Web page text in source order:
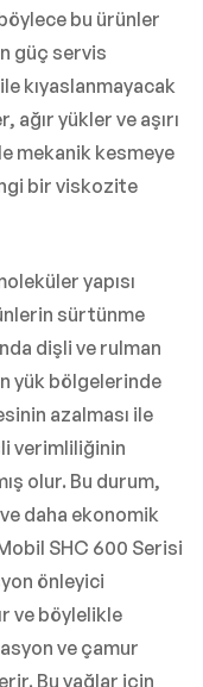
bu ürünler
güç servis
kıyaslanmayacak
yükler ve aşırı
mekanik kesmeye
bir viskozite
yapısı
sürtünme
dişli ve rulman
yük bölgelerinde
azalması ile
verimliliğinin
olur. Bu durum,
daha ekonomik
SHC 600 Serisi
önleyici
ve böylelikle
ve çamur
Bu yağlar için